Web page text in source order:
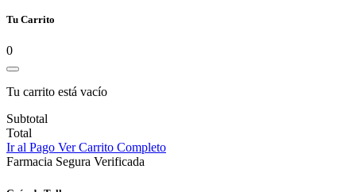
Tu Carrito
0
Tu carrito está vacío
Subtotal
Total
Ir al Pago Ver Carrito Completo
Farmacia Segura Verificada